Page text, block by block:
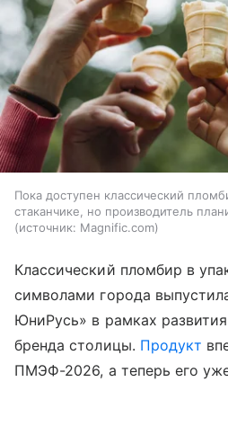
Пока доступен классический
стаканчике, но производитель
источник: Magnific.com
Классический пломбир в
символами города
ЮниРусь» в рамках
бренда столицы. Продукт
ПМЭФ-2026, а теперь его